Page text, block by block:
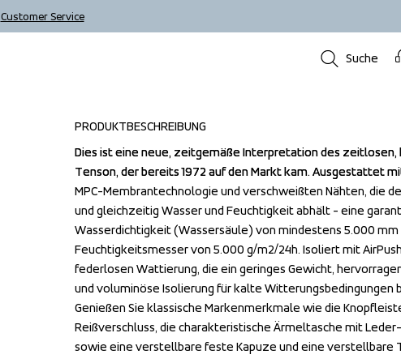
Customer Service
Suche
PRODUKTBESCHREIBUNG
Dies ist eine neue, zeitgemäße Interpretation des zeitlosen,
Tenson, der bereits 1972 auf den Markt kam. Ausgestattet
MPC-Membrantechnologie und verschweißten Nähten, die
und gleichzeitig Wasser und Feuchtigkeit abhält - eine
Wasserdichtigkeit (Wassersäule) von mindestens 5.000 mm
Feuchtigkeitsmesser von 5.000 g/m2/24h. Isoliert mit
federlosen Wattierung, die ein geringes Gewicht,
und voluminöse Isolierung für kalte Witterungsbedingungen
Genießen Sie klassische Markenmerkmale wie die
Reißverschluss, die charakteristische Ärmeltasche mit
sowie eine verstellbare feste Kapuze und eine verstellbare
Dies ist eine neue, zeitgemäße Interpretation des zeitlosen,
Tenson, der bereits 1972 auf den Markt kam. Ausgestattet
MPC-Membrantechnologie und verschweißten Nähten, die
und gleichzeitig Wasser und Feuchtigkeit abhält - eine
Wasserdichtigkeit (Wassersäule) von mindestens 5.000 mm
Feuchtigkeitsmesser von 5.000 g/m2/24h. Isoliert mit
federlosen Wattierung, die ein geringes Gewicht,
und voluminöse Isolierung für kalte Witterungsbedingungen
Genießen Sie klassische Markenmerkmale wie die
Reißverschluss, die charakteristische Ärmeltasche mit
sowie eine verstellbare feste Kapuze und eine verstellbare